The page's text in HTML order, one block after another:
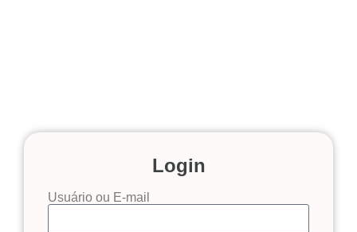
Login
Usuário ou E-mail